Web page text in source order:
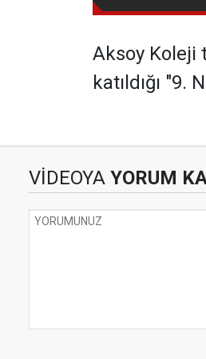
Aksoy Koleji
katıldığı
VİDEOYA YORUM